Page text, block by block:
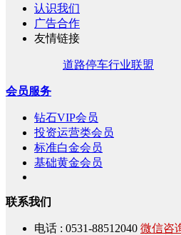
认识我们
广告合作
友情链接
道路停车行业联盟
会员服务
钻石VIP会员
投资运营类会员
标准白金会员
基础黄金会员
联系我们
电话 : 0531-88512040 微信咨